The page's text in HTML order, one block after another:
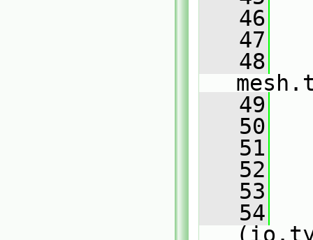
   46
   47
   48
   49
   50
   51
   52
   53
   54